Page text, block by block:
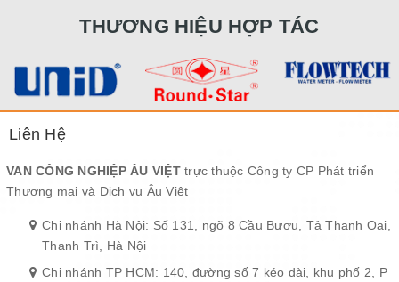
THƯƠNG HIỆU HỢP TÁC
Liên Hệ
VAN CÔNG NGHIỆP ÂU VIỆTtrực thuộc Công ty CP Phát triển
Thương mại và Dịch vụ Âu Việt
Chi nhánh Hà Nội: Số 131, ngõ 8 Cầu Bươu, Tả Thanh Oai,
Thanh Trì, Hà Nội
Chi nhánh TP HCM: 140, đường số 7 kéo dài, khu phố 2, P